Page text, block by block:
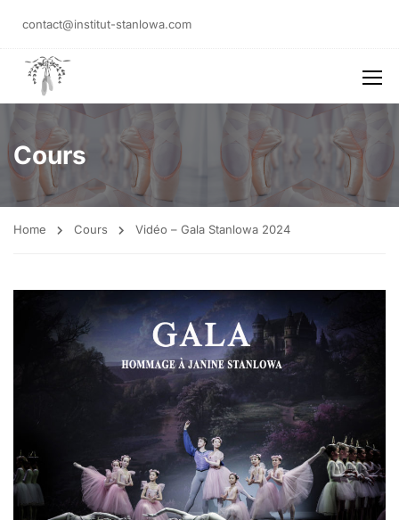
contact@institut-stanlowa.com
Cours
Home Cours Vidéo – Gala Stanlowa 2024